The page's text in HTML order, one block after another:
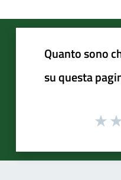
Quanto sono
su questa